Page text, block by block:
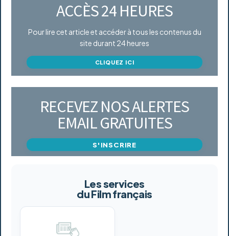
ACCÈS 24 HEURES
Pour lire cet article et accéder à tous les contenus du
site durant 24 heures
CLIQUEZ ICI
RECEVEZ NOS ALERTES
EMAIL GRATUITES
S'INSCRIRE
Les services
du Film français